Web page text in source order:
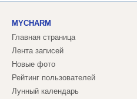
MYCHARM
Главная страница
Лента записей
Новые фото
Рейтинг пользователей
Лунный календарь